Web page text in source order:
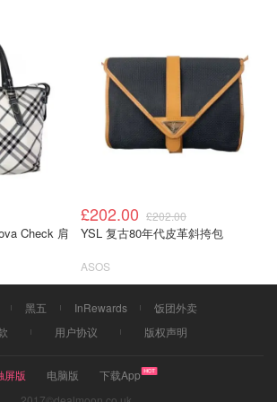
Check 肩
£202.00 £202.00
YSL 复古80年代皮革斜挎包
ASOS
黑五 InRewards
饭团外卖
用户协议 版权声明
屏版 电脑版
下载App